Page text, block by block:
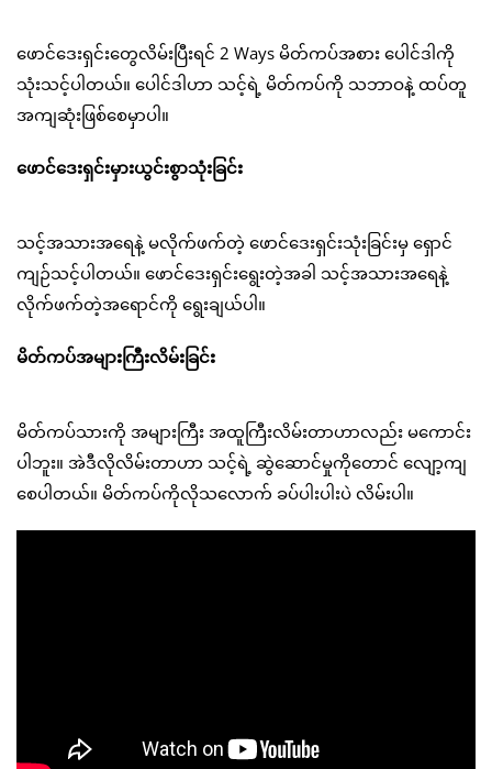
ဖောင်ဒေးရှင်းတွေလိမ်းပြီးရင် 2 Ways မိတ်ကပ်အစား ပေါင်ဒါကို
သုံးသင့်ပါတယ်။ ပေါင်ဒါဟာ သင့်ရဲ့ မိတ်ကပ်ကို သဘာဝနဲ့ ထပ်တူ
အကျဆုံးဖြစ်စေမှာပါ။
ဖောင်ဒေးရှင်းမှားယွင်းစွာသုံးခြင်း
သင့်အသားအရေနဲ့ မလိုက်ဖက်တဲ့ ဖောင်ဒေးရှင်းသုံးခြင်းမှ ရှောင်
ကျဉ်သင့်ပါတယ်။ ဖောင်ဒေးရှင်းရွေးတဲ့အခါ သင့်အသားအရေနဲ့
လိုက်ဖက်တဲ့အရောင်ကို ရွေးချယ်ပါ။
မိတ်ကပ်အများကြီးလိမ်းခြင်း
မိတ်ကပ်သားကို အများကြီး အထူကြီးလိမ်းတာဟာလည်း မကောင်း
ပါဘူး။ အဲဒီလိုလိမ်းတာဟာ သင့်ရဲ့ ဆွဲဆောင်မှုကိုတောင် လျော့ကျ
စေပါတယ်။ မိတ်ကပ်ကိုလိုသလောက် ခပ်ပါးပါးပဲ လိမ်းပါ။